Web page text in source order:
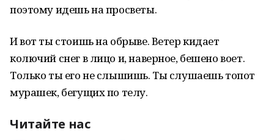
поэтому идешь на просветы.
И вот ты стоишь на обрыве. Ветер кидает
колючий снег в лицо и, наверное, бешено воет.
Только ты его не слышишь. Ты слушаешь топот
мурашек, бегущих по телу.
Читайте нас